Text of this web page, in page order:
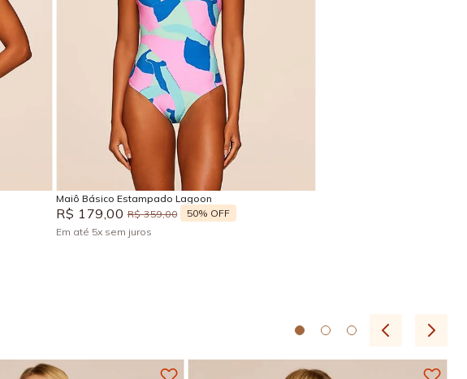
P
Adicionar na sacola
Maiô Básico Estampado Lagoon
R$ 179 ,00 R$ 359,00 50% OFF
Em até 5x sem juros